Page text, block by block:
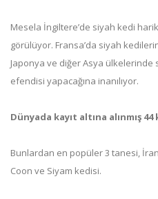
Mesela İngiltere’de siyah kedi
görülüyor. Fransa’da siyah
Japonya ve diğer Asya
efendisi yapacağına inanılıyor.
Dünyada kayıt altına alınmış
Bunlardan en popüler 3 tanesi,
Coon ve Siyam kedisi.